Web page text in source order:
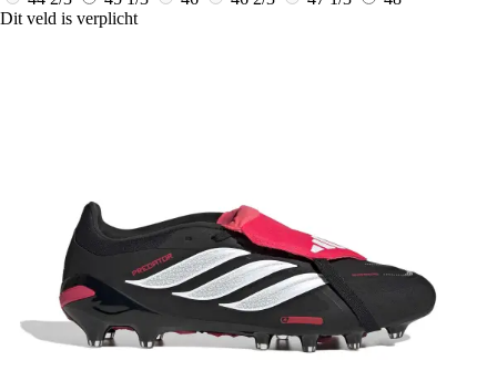
Dit veld is verplicht